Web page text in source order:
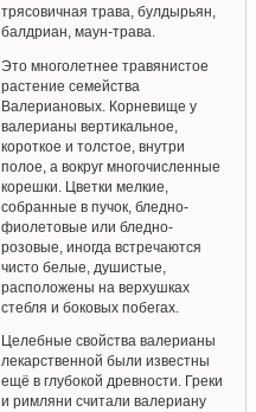
трясовичная трава, булдырьян,
балдриан, маун-трава.
Это многолетнее травянистое
растение семейства
Валериановых. Корневище у
валерианы вертикальное,
короткое и толстое, внутри
полое, а вокруг многочисленные
корешки. Цветки мелкие,
собранные в пучок, бледно-
фиолетовые или бледно-
розовые, иногда встречаются
чисто белые, душистые,
расположены на верхушках
стебля и боковых побегах.
Целебные свойства валерианы
лекарственной были известны
ещё в глубокой древности. Греки
и римляни считали валериану